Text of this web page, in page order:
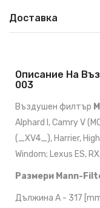
Доставка
Описание На
003
Въздушен филтър
Alphard I, Camry V
(_XV4_), Harrier,
Windom; Lexus ES, RX.
Размери Mann-
Дължина A - 317